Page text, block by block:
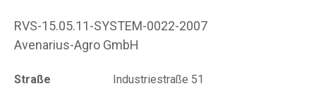
RVS-15.05.11-SYSTEM-0022-2007
Avenarius-Agro GmbH
Straße
Industriestraße 51